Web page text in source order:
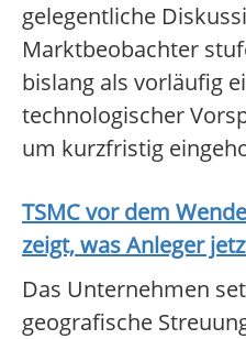
gelegentliche
Marktbeobachter
bislang als vorläufig
technologischer
um kurzfristig
TSMCvor dem
zeigt, was Anleger
Das Unternehmen
geografische